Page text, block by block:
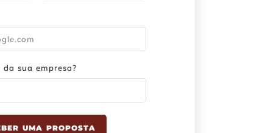
sua empresa?
UMA PROPOSTA